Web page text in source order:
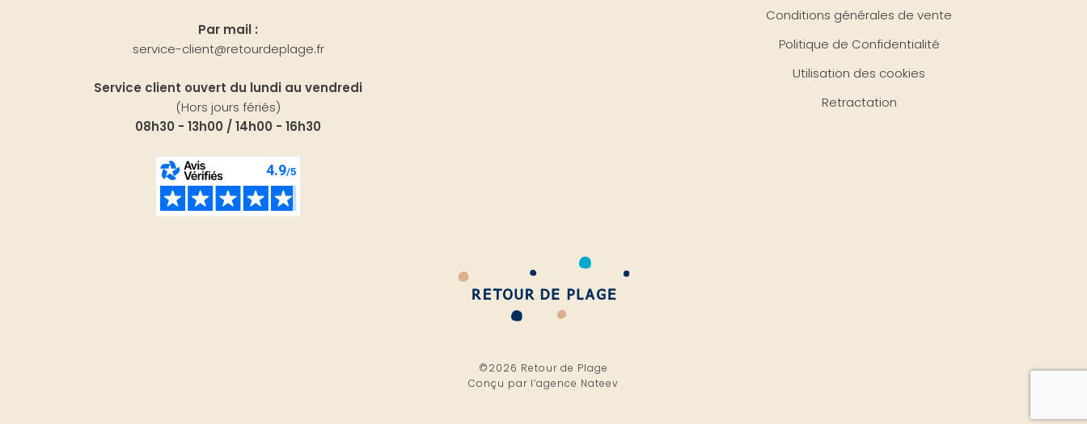
Par mail :
service-client@retourdeplage.fr
Service client ouvert du lundi au vendredi
(Hors jours fériés)
08h30 - 13h00 / 14h00 - 16h30
Conditions générales de vente
Politique de Confidentialité
Utilisation des cookies
Retractation
©2026 Retour de Plage
Conçu par l’agence Nateev